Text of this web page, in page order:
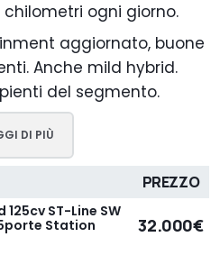
ogni giorno.
aggiornato, buone
Anche mild hybrid.
del segmento.
DI PIÙ
PREZZO
125cv ST-Line SW
5porte Station
32.000€